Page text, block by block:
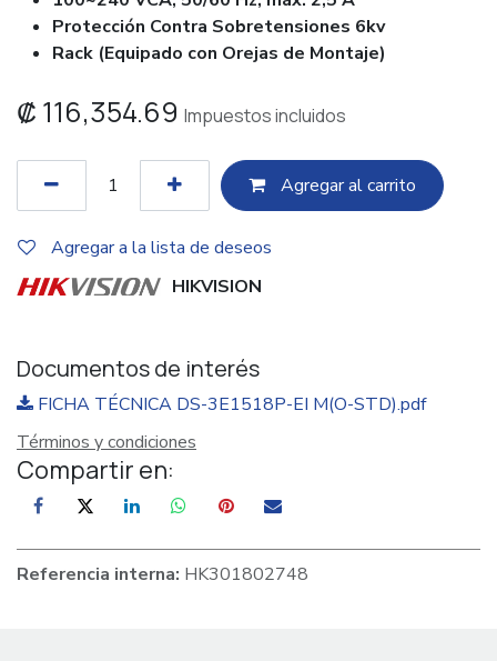
Protección Contra Sobretensiones 6kv
Rack (Equipado con Orejas de Montaje)
₡ 116,354.69 Impuestos incluidos
Agregar al c​​arrito
Agregar a la lista de deseos
HIKVISION
Documentos de interés
FICHA TÉCNICA DS-3E1518P-EI M(O-STD).pdf
Términos y condiciones
Compartir en:
Referencia interna: HK301802748